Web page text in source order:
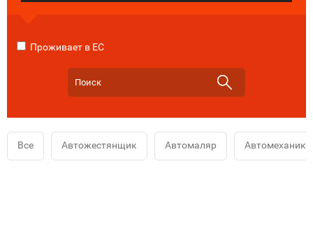
Проживает в ЕС
Все Автожестянщик Автомаляр Автомеханик